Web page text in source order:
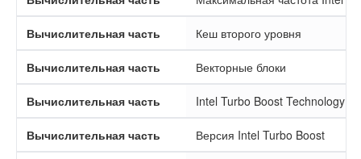
Вычислительная часть Кеш второго уровня
Вычислительная часть Векторные блоки
Вычислительная часть Intel Turbo Boost Technology
Вычислительная часть Версия Intel Turbo Boost